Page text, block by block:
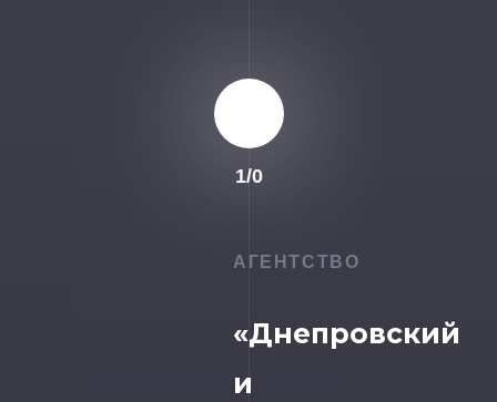
1/0
АГЕНТСТВО
«Днепровский
и